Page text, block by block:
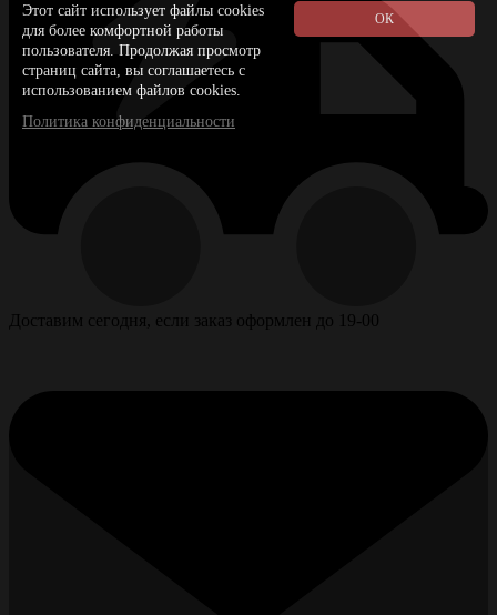
Доставим сегодня, если заказ оформлен до 19-00
Этот сайт использует файлы cookies
для более комфортной работы
пользователя. Продолжая просмотр
страниц сайта, вы соглашаетесь с
использованием файлов cookies.
Политика конфиденциальности